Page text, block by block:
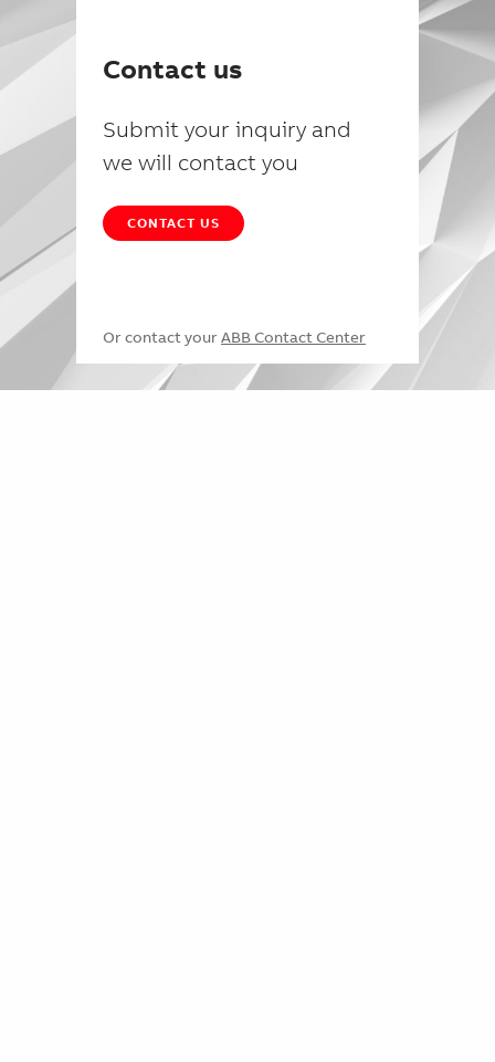
Contact us
Submit your inquiry and
we will contact you
CONTACT US
Or contact your ABB Contact Center